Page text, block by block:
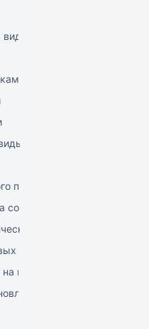
цен
цен
прайса
цен
прайса
цен
поставку
розничных цен"